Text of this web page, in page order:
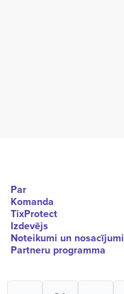
Par
Komanda
TixProtect
Izdevējs
Noteikumi un nosacījumi
Partneru programma